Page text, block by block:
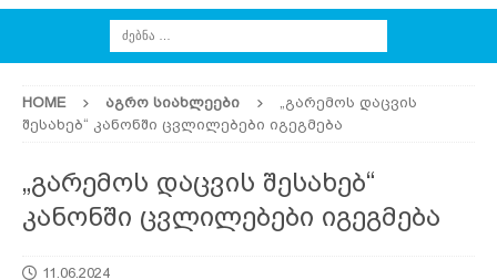
HOME ᲐᲒᲠᲝ ᲡᲘᲐᲮᲚᲔᲔᲑᲘ
„გარემოს დაცვის
შესახებ“ კანონში ცვლილებები იგეგმება
„გარემოს დაცვის შესახებ“
კანონში ცვლილებები იგეგმება
11.06.2024